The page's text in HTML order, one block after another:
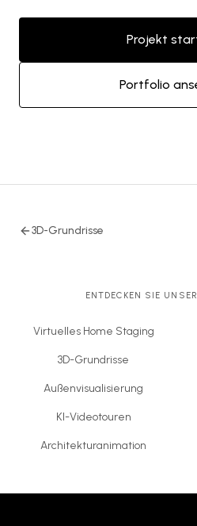
Projekt
Portfolio
3D-Grundrisse
ENTDECKEN SIE
Virtuelles Home Staging
3D-Grundrisse
Außenvisualisierung
KI-Videotouren
Architekturanimation